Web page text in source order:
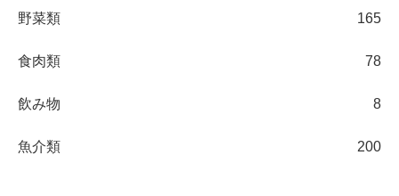
野菜類 165
食肉類 78
飲み物 8
魚介類 200